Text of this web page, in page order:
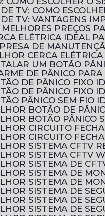
DE TV: COMO
DE TV: VANTAGENS
MELHORES PREÇOS
ELÉTRICA IDEAL
DE
CERCA
UM BOTÃO
DE PÂNICO
DE PÂNICO FIXO
DE PÂNICO FIXO
PÂNICO SEM FIO
BOTÃO DE
BOTÃO PÂNICO
CIRCUITO
CIRCUITO
SISTEMA CFTV
SISTEMA CFTV
SISTEMA DE
SISTEMA DE
SISTEMA DE
SISTEMA DE
SISTEMA DE
SISTEMA DE